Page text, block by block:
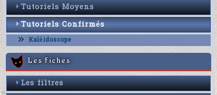
Tutoriels Moyens
Tutoriels Confirmés
Kaléidoscope
Les Fiches
Les filtres